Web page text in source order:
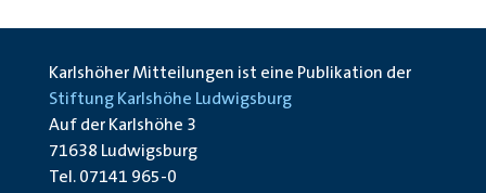
Karlshöher Mitteilungen ist eine Publikation der
Stiftung Karlshöhe Ludwigsburg
Auf der Karlshöhe 3
71638 Ludwigsburg
Tel. 07141 965-0